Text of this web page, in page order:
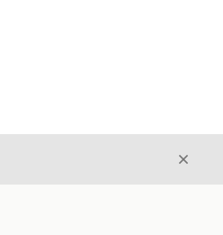
Sulje